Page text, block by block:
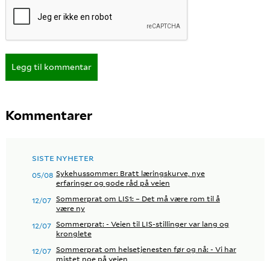
Legg til kommentar
Kommentarer
SISTE NYHETER
05/08 Sykehussommer: Bratt læringskurve, nye
erfaringer og gode råd på veien
12/07 Sommerprat om LIS1: – Det må være rom til å
være ny
12/07 Sommerprat: - Veien til LIS-stillinger var lang og
kronglete
12/07 Sommerprat om helsetjenesten før og nå: - Vi har
mistet noe på veien